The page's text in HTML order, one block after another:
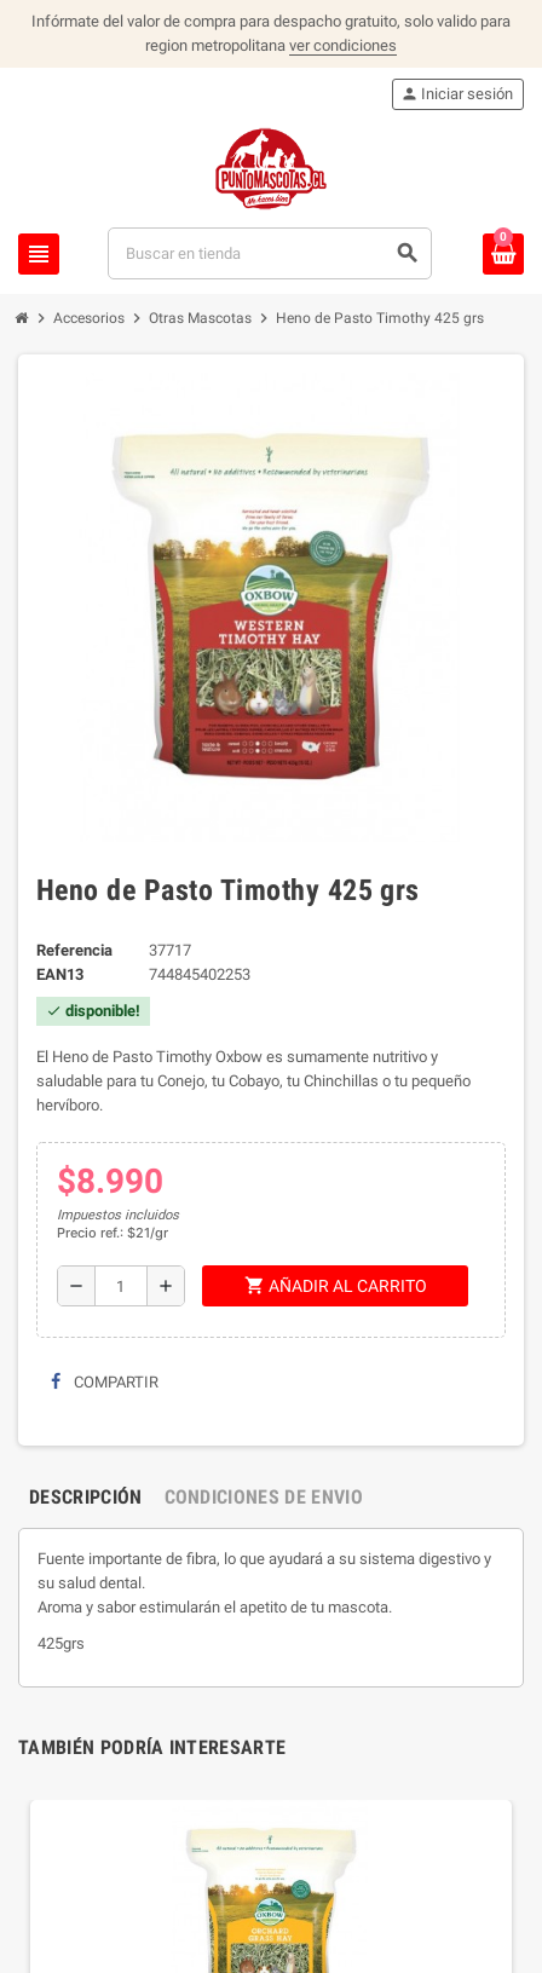
Infórmate del valor de compra para despacho gratuito, solo valido para
region metropolitana ver condiciones
view_headline search
person Iniciar sesión
0
chevron_right Accesorios chevron_right Otras Mascotas chevron_right Heno de Pasto Timothy 425 grs
Heno de Pasto Timothy 425 grs
Referencia
37717
EAN13
744845402253
check disponible!
El Heno de Pasto Timothy Oxbow es sumamente nutritivo y
saludable para tu Conejo, tu Cobayo, tu Chinchillas o tu pequeño
hervíboro.
$8.990
Impuestos incluidos
Precio ref.: $21/gr
remove add shopping_cart AÑADIR AL CARRITO
COMPARTIR
DESCRIPCIÓN CONDICIONES DE ENVIO
Fuente importante de fibra, lo que ayudará a su sistema digestivo y
su salud dental.
Aroma y sabor estimularán el apetito de tu mascota.
425grs
TAMBIÉN PODRÍA INTERESARTE